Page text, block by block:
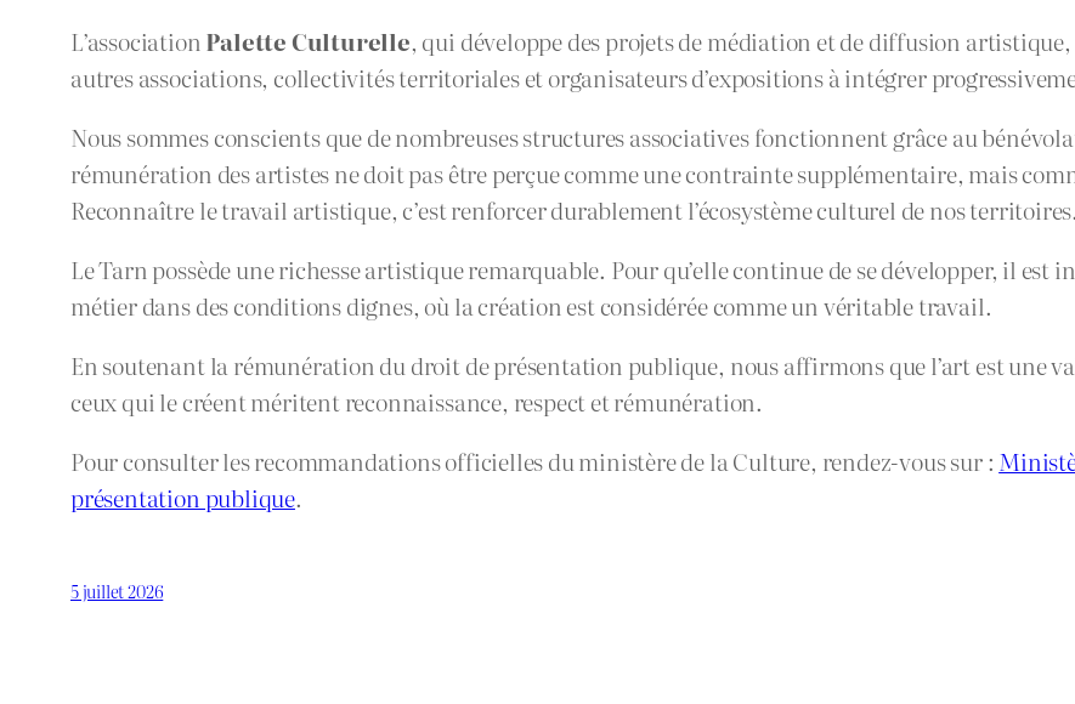
L’association Palette Culturelle, qui développe des projets de médiation et de diffusion
autres associations, collectivités territoriales et organisateurs d’expositions à intégrer
Nous sommes conscients que de nombreuses structures associatives fonctionnent grâce au
rémunération des artistes ne doit pas être perçue comme une contrainte supplémentaire, mais
Reconnaître le travail artistique, c’est renforcer durablement l’écosystème culturel de nos territoires.
Le Tarn possède une richesse artistique remarquable. Pour qu’elle continue de se développer, il est
métier dans des conditions dignes, où la création est considérée comme un véritable travail.
En soutenant la rémunération du droit de présentation publique, nous affirmons que l’art est une
ceux qui le créent méritent reconnaissance, respect et rémunération.
Pour consulter les recommandations officielles du ministère de la Culture, rendez-vous sur :
présentation publique.
5 juillet 2026